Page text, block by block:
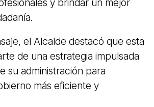
el Alcalde destacó que esta
de una estrategia impulsada
su administración para
más eficiente y